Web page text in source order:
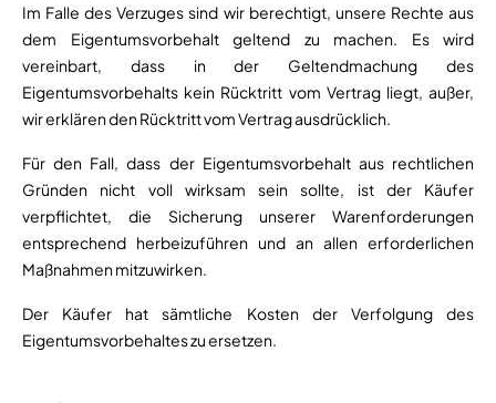
Im Falle des Verzuges sind wir berechtigt, unsere Rechte aus
dem Eigentumsvorbehalt geltend zu machen. Es wird
vereinbart, dass in der Geltendmachung des
Eigentumsvorbehalts kein Rücktritt vom Vertrag liegt, außer,
wir erklären den Rücktritt vom Vertrag ausdrücklich.
Für den Fall, dass der Eigentumsvorbehalt aus rechtlichen
Gründen nicht voll wirksam sein sollte, ist der Käufer
verpflichtet, die Sicherung unserer Warenforderungen
entsprechend herbeizuführen und an allen erforderlichen
Maßnahmen mitzuwirken.
Der Käufer hat sämtliche Kosten der Verfolgung des
Eigentumsvorbehaltes zu ersetzen.